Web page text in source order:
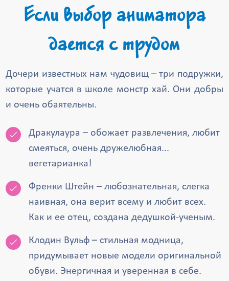
Если выбор аниматора
дается с трудом
Дочери известных нам чудовищ – три подружки,
которые учатся в школе монстр хай. Они добры
и очень обаятельны.
Дракулаура – обожает развлечения, любит
смеяться, очень дружелюбная...
вегетарианка!
Френки Штейн – любознательная, слегка
наивная, она верит всему и любит всех.
Как и ее отец, создана дедушкой-ученым.
Клодин Вульф – стильная модница,
придумывает новые модели оригинальной
обуви. Энергичная и уверенная в себе.